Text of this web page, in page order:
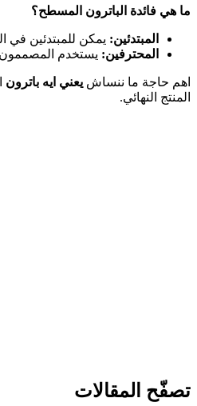
ما هي فائدة الباترون المسطح؟
المبتدئين: يمكن للمبتدئين في
المحترفين: يستخدم المصممون
اهم حاجة ما ننساش يعني ايه باترون
المنتج النهائي.
تصفّح المقالات